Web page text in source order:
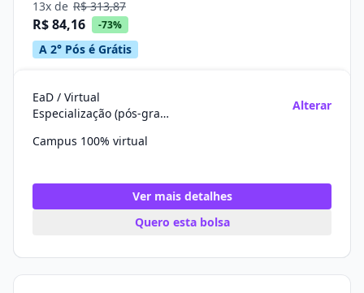
13x de R$ 313,87
R$ 84,16 -73%
A 2° Pós é Grátis
EaD / Virtual
Especialização (pós-graduação)
Alterar
Campus 100% virtual
Ver mais detalhes
Quero esta bolsa